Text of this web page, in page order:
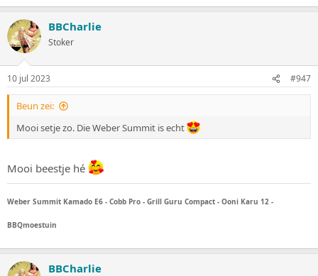
a
r
d
e
n
g
BBCharlie
Stoker
10 jul 2023 #947
Beun zei:
Mooi setje zo. Die Weber Summit is echt
Mooi beestje hé
Weber Summit Kamado E6 - Cobb Pro - Grill Guru Compact - Ooni Karu 12 -
BBQmoestuin
BBCharlie